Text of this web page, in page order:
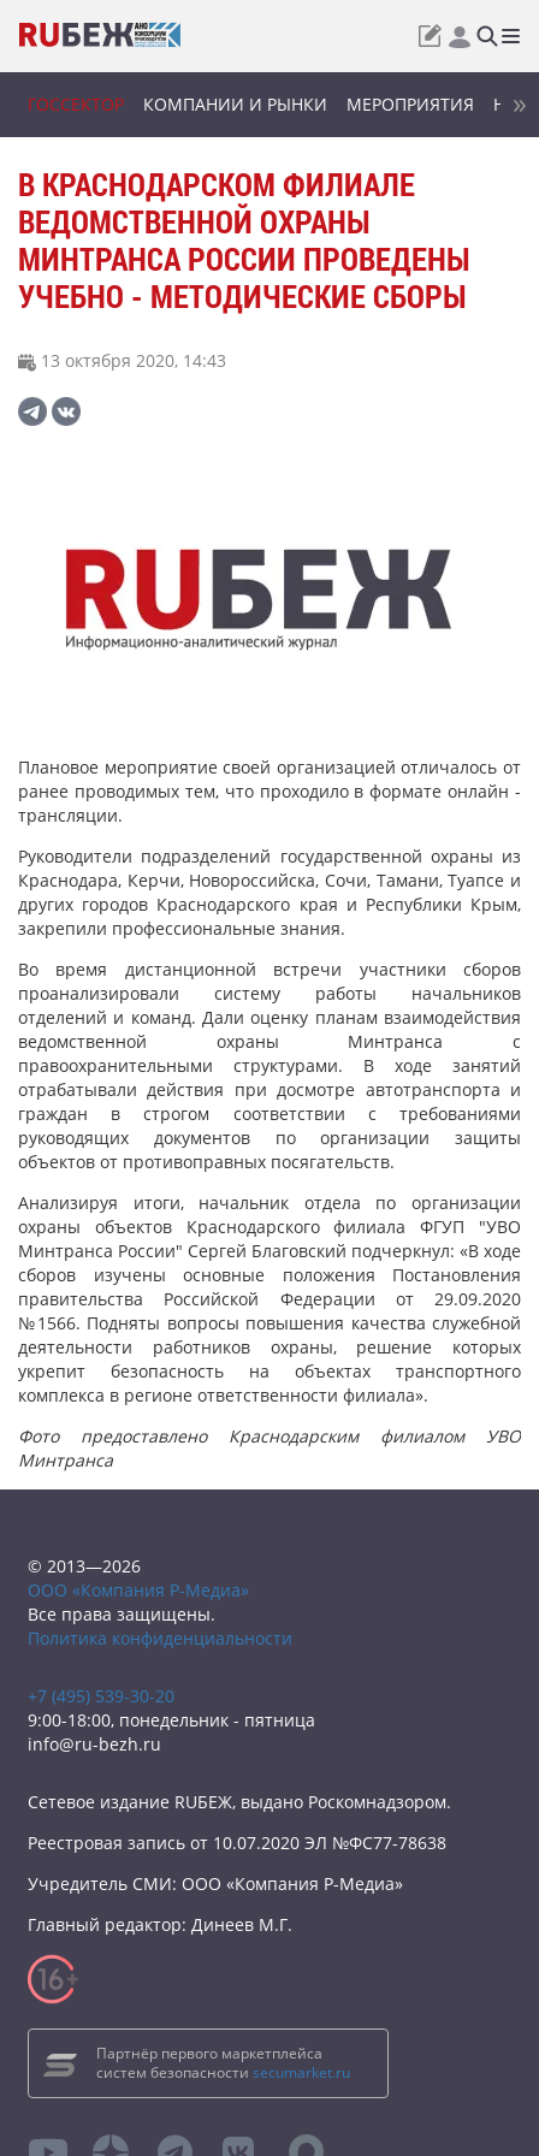
ГОССЕКТОР КОМПАНИИ И РЫНКИ МЕРОПРИЯТИЯ
В КРАСНОДАРСКОМ ФИЛИАЛЕ
ВЕДОМСТВЕННОЙ ОХРАНЫ
МИНТРАНСА РОССИИ ПРОВЕДЕНЫ
УЧЕБНО - МЕТОДИЧЕСКИЕ СБОРЫ
13 октября 2020, 14:43
Плановое мероприятие своей организацией отличалось от
ранее проводимых тем, что проходило в формате онлайн -
трансляции.
Руководители подразделений государственной охраны из
Краснодара, Керчи, Новороссийска, Сочи, Тамани, Туапсе и
других городов Краснодарского края и Республики Крым,
закрепили профессиональные знания.
Во время дистанционной встречи участники сборов
проанализировали систему работы начальников
отделений и команд. Дали оценку планам взаимодействия
ведомственной охраны Минтранса с
правоохранительными структурами. В ходе занятий
отрабатывали действия при досмотре автотранспорта и
граждан в строгом соответствии с требованиями
руководящих документов по организации защиты
объектов от противоправных посягательств.
Анализируя итоги, начальник отдела по организации
охраны объектов Краснодарского филиала ФГУП "УВО
Минтранса России" Сергей Благовский подчеркнул: «В ходе
сборов изучены основные положения Постановления
правительства Российской Федерации от 29.09.2020
№1566. Подняты вопросы повышения качества служебной
деятельности работников охраны, решение которых
укрепит безопасность на объектах транспортного
комплекса в регионе ответственности филиала».
Фото предоставлено Краснодарским филиалом УВО
Минтранса
© 2013—2026
ООО «Компания Р-Медиа»
Все права защищены.
Политика конфиденциальности
+7 (495) 539-30-20
9:00-18:00, понедельник - пятница
info@ru-bezh.ru
Сетевое издание RUБЕЖ, выдано Роскомнадзором.
Реестровая запись от 10.07.2020 ЭЛ №ФС77-78638
Учредитель СМИ: ООО «Компания Р-Медиа»
Главный редактор: Динеев М.Г.
Партнёр первого маркетплейса
систем безопасности secumarket.ru